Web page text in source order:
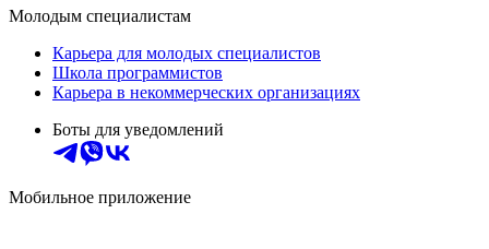
Молодым специалистам
Карьера для молодых специалистов
Школа программистов
Карьера в некоммерческих организациях
Боты для уведомлений
Мобильное приложение